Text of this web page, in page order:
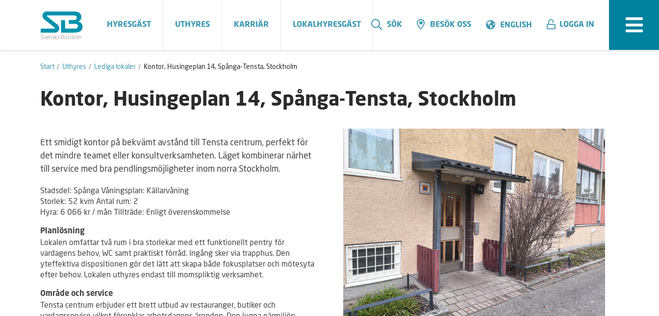
HYRESGÄST UTHYRES KARRIÄR LOKALHYRESGÄST SÖK BESÖK OSS ENGLISH LOGGA IN
Start Uthyres Lediga lokaler Kontor, Husingeplan 14, Spånga-Tensta, Stockholm
Kontor, Husingeplan 14, Spånga-Tensta, Stockholm
Ett smidigt kontor på bekvämt avstånd till Tensta centrum, perfekt för
det mindre teamet eller konsultverksamheten. Läget kombinerar närhet
till service med bra pendlingsmöjligheter inom norra Stockholm.
Stadsdel: Spånga Våningsplan: Källarvåning
Storlek: 52 kvm Antal rum: 2
Hyra: 6 066 kr / mån Tillträde: Enligt överenskommelse
Planlösning
Lokalen omfattar två rum i bra storlekar med ett funktionellt pentry för
vardagens behov, WC samt praktiskt förråd. Ingång sker via trapphus. Den
yteffektiva dispositionen gör det lätt att skapa både fokusplatser och mötesyta
efter behov. Lokalen uthyres endast till momspliktig verksamhet.
Område och service
Tensta centrum erbjuder ett brett utbud av restauranger, butiker och